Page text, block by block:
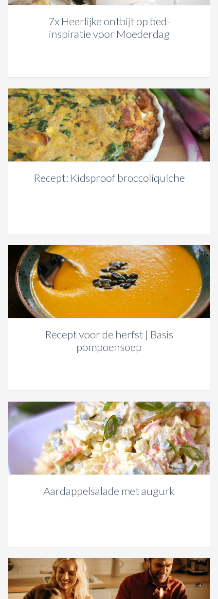
7x Heerlijke ontbijt op bed-
inspiratie voor Moederdag
Recept: Kidsproof broccoliquiche
Recept voor de herfst | Basis
pompoensoep
Aardappelsalade met augurk